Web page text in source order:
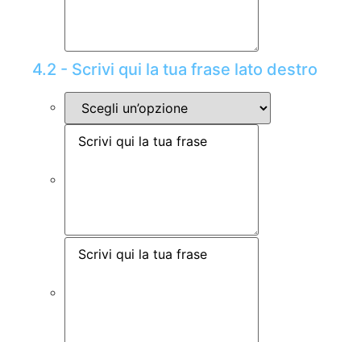
4.2 - Scrivi qui la tua frase lato destro